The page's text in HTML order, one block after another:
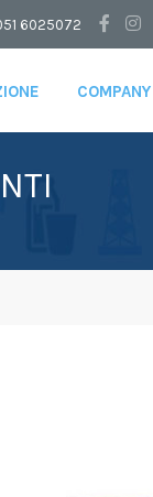
6025072
COMPANY